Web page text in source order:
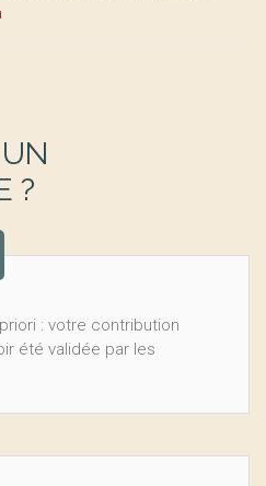
?
: votre contribution
été validée par les